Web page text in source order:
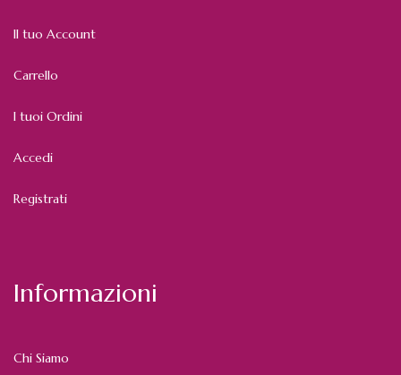
Il tuo Account
Carrello
I tuoi Ordini
Accedi
Registrati
Informazioni
Chi Siamo